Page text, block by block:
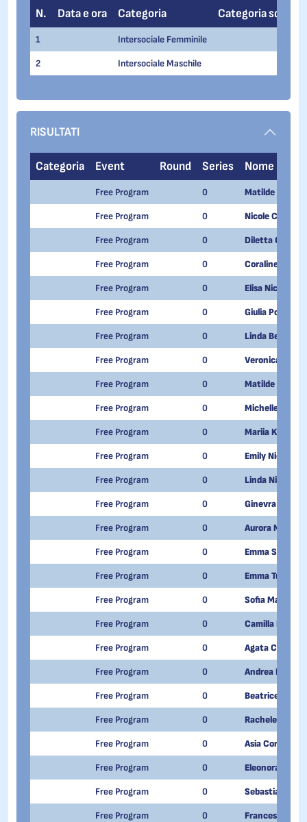
N. Data e ora Categoria Categoria sq.
1 Intersociale Femminile
2 Intersociale Maschile
RISULTATI
Categoria Event Round Series Nome
Free Program 0 Matilde
Free Program 0 Nicole
Free Program 0 Diletta
Free Program 0 Coraline
Free Program 0 Elisa Nicoletti
Free Program 0 Giulia Poli
Free Program 0 Linda Benetollo
Free Program 0 Veronica
Free Program 0 Matilde Boselli
Free Program 0 Michelle
Free Program 0 Mariia Kruglyk
Free Program 0 Emily Nicoletti
Free Program 0 Linda Nizzi
Free Program 0 Ginevra Olivi
Free Program 0 Aurora Matilde
Free Program 0 Emma Stona
Free Program 0 Emma Turchi
Free Program 0 Sofia Maria
Free Program 0 Camilla
Free Program 0 Agata Carpani
Free Program 0 Andrea Laura
Free Program 0 Beatrice Galli
Free Program 0 Rachele Turchi
Free Program 0 Asia Corsini
Free Program 0 Eleonora
Free Program 0 Sebastiano
Free Program 0 Francesco Neri